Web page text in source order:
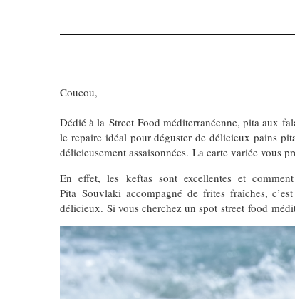
Coucou,
Dédié à la Street Food méditerranéenne, pita aux
le repaire idéal pour déguster de délicieux pains
délicieusement assaisonnées. La carte variée vous
En effet, les keftas sont excellentes et
Pita Souvlaki accompagné de frites fraîches,
délicieux. Si vous cherchez un spot street food